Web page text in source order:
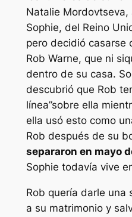
Natalie Mordovtseva,
Sophie, del Reino
pero decidió casarse
Rob Warne, que ni
dentro de su casa.
descubrió que Rob
línea”sobre ella
ella usó esto como
Rob después de su
separaron en mayo
Sophie todavía vive
Rob quería darle una
a su matrimonio y